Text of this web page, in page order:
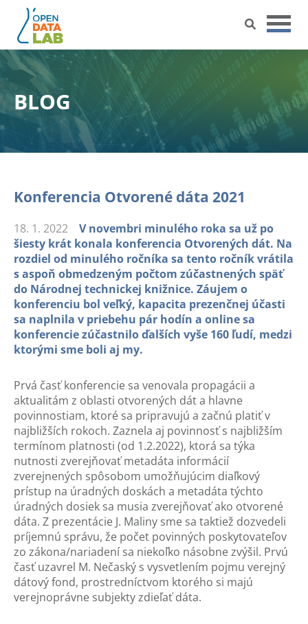
Přejít
na
obsah
BLOG
Konferencia Otvorené dáta 2021
18. 1. 2022
V novembri minulého roka sa už po
šiesty krát konala konferencia Otvorených dát. Na
rozdiel od minulého ročníka sa tento ročník vrátila
s aspoň obmedzeným počtom zúčastnených späť
do Národnej technickej knižnice. Záujem o
konferenciu bol veľký, kapacita prezenčnej účasti
sa naplnila v priebehu pár hodín a online sa
konferencie zúčastnilo ďalších vyše 160 ľudí, medzi
ktorými sme boli aj my.
Prvá časť konferencie sa venovala propagácii a
aktualitám z oblasti otvorených dát a hlavne
povinnostiam, ktoré sa pripravujú a začnú platiť v
najbližších rokoch. Zaznela aj povinnosť s najbližším
termínom platnosti (od 1.2.2022), ktorá sa týka
nutnosti zverejňovať metadáta informácií
zverejnených spôsobom umožňujúcim diaľkový
prístup na úradných doskách a metadáta týchto
úradných dosiek sa musia zverejňovať ako otvorené
dáta. Z prezentácie J. Maliny sme sa taktiež dozvedeli
príjemnú správu, že počet povinných poskytovateľov
zo zákona/nariadení sa niekoľko násobne zvýšil. Prvú
časť uzavrel M. Nečaský s vysvetlením pojmu verejný
dátový fond, prostredníctvom ktorého si majú
verejnoprávne subjekty zdieľať dáta.